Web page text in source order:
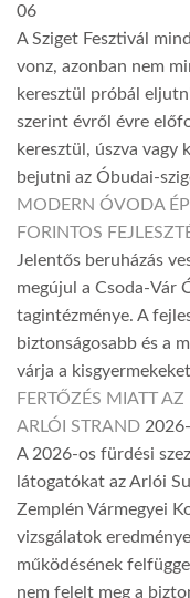
06
A Sziget Fesztivál
vonz, azonban nem
keresztül próbál
szerint évről évre
keresztül, úszva vagy
bejutni az Óbudai-
MODERN ÓVODA
FORINTOS
Jelentős beruházás
megújul a Csoda-Vár
tagintézménye. A
biztonságosabb és a
várja a
FERTŐZÉS MIATT
ARLÓI STRAND
A 2026-os fürdési
látogatókat az Arlói
Zemplén Vármegyei
vizsgálatok
működésének
nem felelt meg a